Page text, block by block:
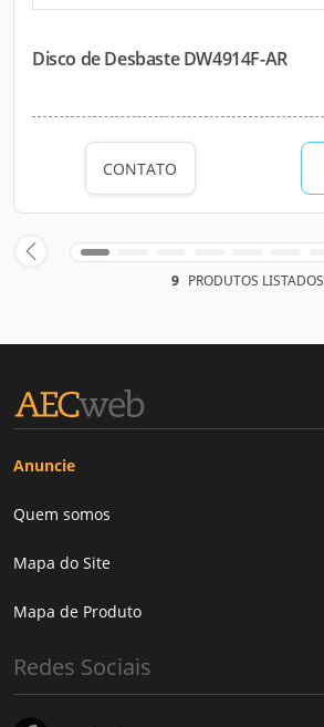
Disco de Desbaste DW4914F-AR
CONTATO
9 PRODUTOS LISTADOS
Anuncie
Quem somos
Mapa do Site
Mapa de Produto
Redes Sociais